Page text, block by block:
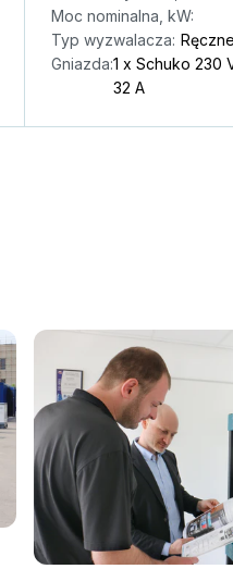
Moc nominalna, kW:
Typ wyzwalacza:
Gniazda:1 x Schuko 230
32 A